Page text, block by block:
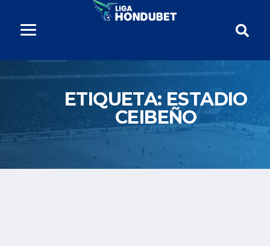
ETIQUETA: ESTADIO
CEIBEÑO